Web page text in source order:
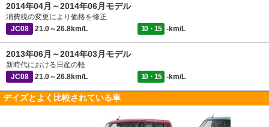
2014年04月～2014年06月モデル
消費税の変更により価格を修正
JC08
21.0～26.8km/L 10・15 -km/L
2013年06月～2014年03月モデル
新時代における日産の軽
JC08
21.0～26.8km/L 10・15 -km/L
デイズとよく比較されている車